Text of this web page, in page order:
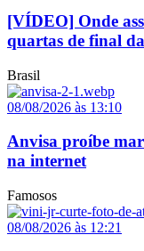
[VÍDEO] Onde
quartas de final
Brasil
08/08/2026 às 13:10
Anvisa proíbe
na internet
Famosos
08/08/2026 às 12:21